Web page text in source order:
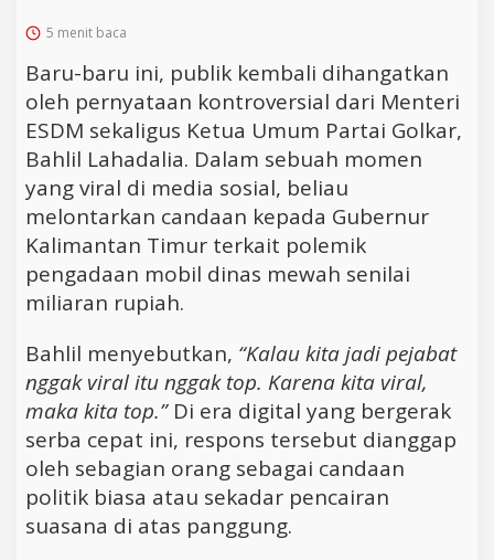
5 menit baca
Baru-baru ini, publik kembali dihangatkan
oleh pernyataan kontroversial dari Menteri
ESDM sekaligus Ketua Umum Partai Golkar,
Bahlil Lahadalia. Dalam sebuah momen
yang viral di media sosial, beliau
melontarkan candaan kepada Gubernur
Kalimantan Timur terkait polemik
pengadaan mobil dinas mewah senilai
miliaran rupiah.
Bahlil menyebutkan, “Kalau kita jadi pejabat
nggak viral itu nggak top. Karena kita viral,
maka kita top.”Di era digital yang bergerak
serba cepat ini, respons tersebut dianggap
oleh sebagian orang sebagai candaan
politik biasa atau sekadar pencairan
suasana di atas panggung.